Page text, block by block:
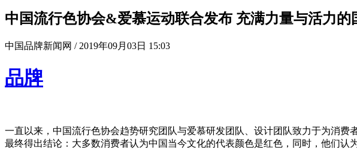
中国流行色协会&爱慕运动联合发布 充满力量与活力的
中国品牌新闻网 / 2019年09月03日 15:03
品牌
一直以来，中国流行色协会趋势研究团队与爱慕研发团队、设计团队致力于为消
最终得出结论：大多数消费者认为中国当今文化的代表颜色是红色，同时，他们